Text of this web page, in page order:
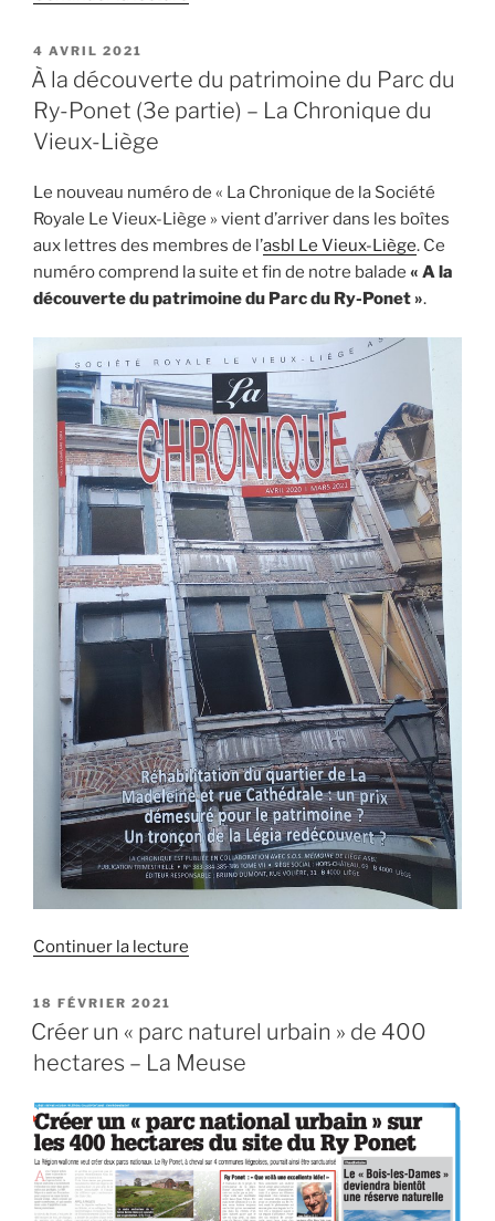
le
parc
commencé »
PUBLIÉ
LE
4 AVRIL 2021
À la découverte du patrimoine du Parc du
Ry-Ponet (3e partie) – La Chronique du
Vieux-Liège
Le nouveau numéro de « La Chronique de la Société
Royale Le Vieux-Liège » vient d’arriver dans les boîtes
aux lettres des membres de l’asbl Le Vieux-Liège. Ce
numéro comprend la suite et fin de notre balade « A la
découverte du patrimoine du Parc du Ry-Ponet ».
Continuer la lecture
découverte
du
du
Parc
du
Ry-
Ponet
PUBLIÉ
LE
18 FÉVRIER 2021
Créer un « parc naturel urbain » de 400
hectares – La Meuse